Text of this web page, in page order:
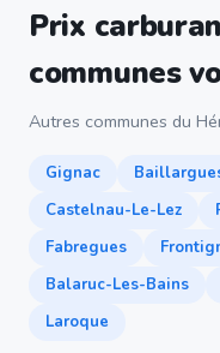
Prix
communes
Autres communes du
Gignac
Castelnau-Le-Lez
Fabregues
Balaruc-Les-Bains
Laroque